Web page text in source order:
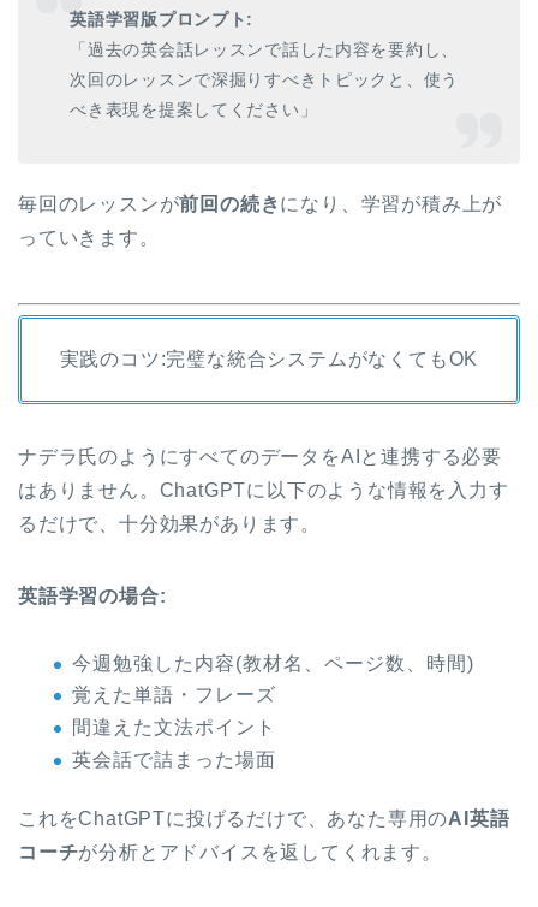
英語学習版プロンプト:
「過去の英会話レッスンで話した内容を要約し、
次回のレッスンで深掘りすべきトピックと、使う
べき表現を提案してください」
毎回のレッスンが前回の続きになり、学習が積み上が
っていきます。
実践のコツ:完璧な統合システムがなくてもOK
ナデラ氏のようにすべてのデータをAIと連携する必要
はありません。ChatGPTに以下のような情報を入力す
るだけで、十分効果があります。
英語学習の場合:
今週勉強した内容(教材名、ページ数、時間)
覚えた単語・フレーズ
間違えた文法ポイント
英会話で詰まった場面
これをChatGPTに投げるだけで、あなた専用のAI英語
コーチが分析とアドバイスを返してくれます。